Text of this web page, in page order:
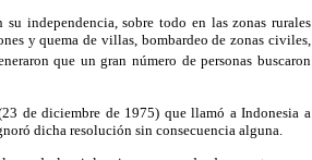
independencia, sobre todo en las zonas rurales
y quema de villas, bombardeo de zonas civiles,
que un gran número de personas buscaron
de diciembre de 1975) que llamó a Indonesia a
dicha resolución sin consecuencia alguna.